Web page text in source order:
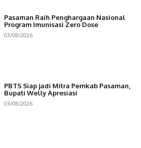
Pasaman Raih Penghargaan Nasional
Program Imunisasi Zero Dose
03/08/2026
PBTS Siap jadi Mitra Pemkab Pasaman,
Bupati Welly Apresiasi
03/08/2026